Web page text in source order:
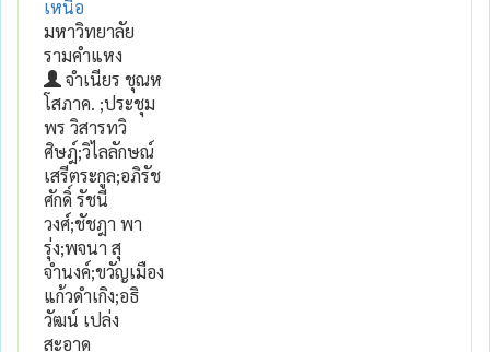
เหนือ
มหาวิทยาลัย
รามคำแหง
จำเนียร ชุณห
โสภาค. ;ประชุม
พร วิสารทวิ
ศิษฎ์;วิไลลักษณ์
เสรีตระกูล;อภิรัช
ศักดิ์ รัชนี
วงศ์;ชัชฎา พา
รุ่ง;พจนา สุ
จำนงค์;ขวัญเมือง
แก้วดำเกิง;อธิ
วัฒน์ เปล่ง
สะอาด